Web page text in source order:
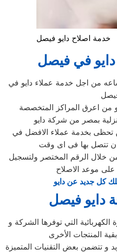
خدمة اصلاح دايو فيصل
في فيصل
من اجل خدمة عملاء دايو في
من اعرق المراكز المتخصصة
بمصر من شركة دايو
تحظى بخدمة عملاء الافضل في
تتصل بها فى اى وقت
خلال الرقم المختصر ولتسجيل
على موعد الاصلاح
كل جديد عن دايو
دايو فيصل
الكهربائية التي توفرها الشركة و
و تتضمن بعض التقنيات المتميزة